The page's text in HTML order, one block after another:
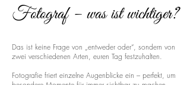
Fotograf – was ist wichtiger?
Das ist keine Frage von „entweder oder“, sondern von
zwei verschiedenen Arten, euren Tag festzuhalten.
Fotografie friert einzelne Augenblicke ein – perfekt, um